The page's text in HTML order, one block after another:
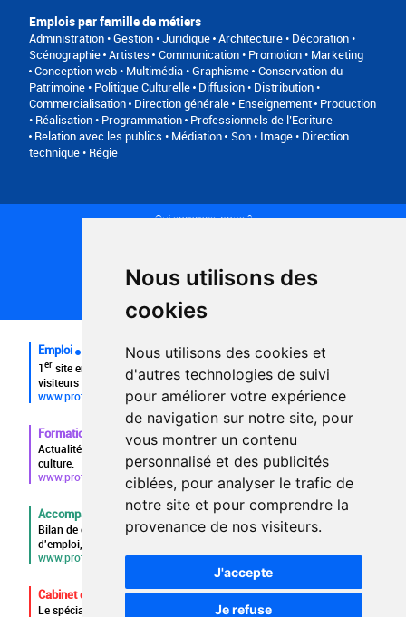
Nous utilisons des
cookies
Nous utilisons des cookies et
d'autres technologies de suivi
pour améliorer votre expérience
de navigation sur notre site, pour
vous montrer un contenu
personnalisé et des publicités
ciblées, pour analyser le trafic de
notre site et pour comprendre la
provenance de nos visiteurs.
J'accepte
Je refuse
Emplois par famille de métiers
Administration • Gestion • Juridique Architecture • Décoration •
Scénographie Artistes
Communication • Promotion • Marketing
Conception web • Multimédia • Graphisme Conservation du
Patrimoine • Politique Culturelle Diffusion • Distribution •
Commercialisation Direction générale Enseignement Production
• Réalisation • Programmation Professionnels de l’Ecriture
Relation avec les publics • Médiation
Son • Image • Direction
technique • Régie
Qui sommes-nous ?
Plan du site
FAQ recruteurs
FAQ
Emploi
1er site emploi du secteur culturel 784.000 visites et 230.000
visiteurs uniques par mois.
www.profilculture.com
Formation
Actualités, guide et annuaire des formations aux métiers de la
culture.
www.profilculture-formation.com
Accompagnement professionnel
Bilan de compétences, coaching, techniques de recherche
d'emploi, entretien conseil.
www.profilculture-competences.com
Cabinet de recrutement
Le spécialiste du secteur culturel, une cvthèque de 86.000 CV